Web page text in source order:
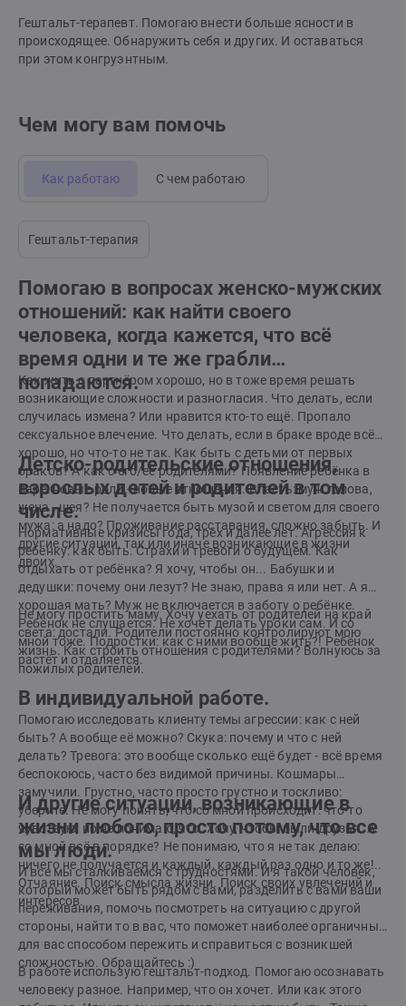
Гештальт-терапевт. Помогаю внести больше ясности в
происходящее. Обнаружить себя и других. И оставаться
при этом конгруэнтным.
Чем могу вам помочь
Как работаю С чем работаю
Гештальт-терапия
Помогаю в вопросах женско-мужских
отношений: как найти своего
человека, когда кажется, что всё
время одни и те же грабли
попадаются.
Как жить с партнёром хорошо, но в тоже время решать
возникающие сложности и разногласия. Что делать, если
случилась измена? Или нравится кто-то ещё. Пропало
сексуальное влечение. Что делать, если в браке вроде всё
хорошо, но что-то не так. Как быть с детьми от первых
браков? А как с его/её родителями? Появление ребёнка в
паре: новые роли - новые отношения. Власть: муж голова,
жена - шея? Не получается быть музой и светом для своего
мужа: а надо? Проживание расставания, сложно забыть. И
другие ситуации, так или иначе возникающие в жизни
двоих.
Детско-родительские отношения,
взрослых детей и родителей в том
числе.
Нормативные кризисы года, трёх и далее лет. Агрессия к
ребёнку: как быть. Страхи и тревоги о будущем. Как
отдыхать от ребёнка? Я хочу, чтобы он... Бабушки и
дедушки: почему они лезут? Не знаю, права я или нет. А я
хорошая мать? Муж не включается в заботу о ребёнке.
Ребёнок не слушается. Не хочет делать уроки сам. И со
мной тоже. Подростки: как с ними вообще жить?! Ребёнок
растёт и отдаляется.
Не могу простить маму. Хочу уехать от родителей на край
света: достали. Родители постоянно контролируют мою
жизнь. Как строить отношения с родителями? Волнуюсь за
пожилых родителей.
В индивидуальной работе.
Помогаю исследовать клиенту темы агрессии: как с ней
быть? А вообще её можно? Скука: почему и что с ней
делать? Тревога: это вообще сколько ещё будет - всё время
беспокоюсь, часто без видимой причины. Кошмары
замучили. Грустно, часто просто грустно и тоскливо:
уберите. Не могу понять, что со мной происходит: что-то
чувствую, но не понимаю, что. Хочу, чтобы были друзья. А
со мной всё в порядке? Не понимаю, что я не так делаю:
ничего не получается и каждый, каждый раз одно и то же!..
Отчаяние. Поиск смысла жизни. Поиск своих увлечений и
интересов.
И другие ситуации, возникающие в
жизни любого, просто потому, что все
мы люди.
И все мы сталкиваемся с трудностями. И я такой человек,
который может быть рядом с вами, разделить с вами ваши
переживания, помочь посмотреть на ситуацию с другой
стороны, найти то в вас, что поможет наиболее органичным
для вас способом пережить и справиться с возникшей
сложностью. Обращайтесь :)
В работе использую гештальт-подход. Помогаю осознавать
человеку разное. Например, что он хочет. Или как этого